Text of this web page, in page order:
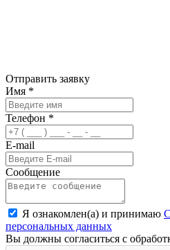
Отправить заявку
Имя *
Телефон *
E-mail
Сообщение
Я ознакомлен(а) и принимаю
персональных данных
Вы должны согласиться с